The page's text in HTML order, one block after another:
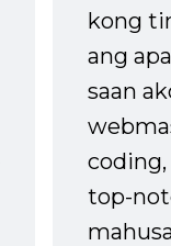
kong
ang
saan
top-